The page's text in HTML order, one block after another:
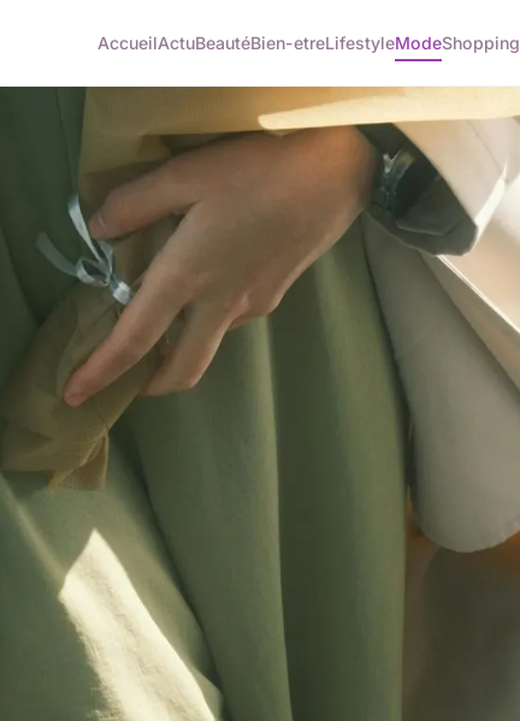
AccueilActuBeautéBien-etreLifestyleModeShopping